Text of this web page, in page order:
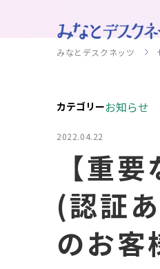
みなとデスクネッツ
カテゴリーお知らせ
2022.04.22
【重
(認証
のお客